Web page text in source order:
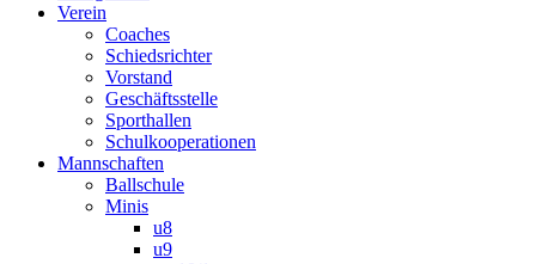
Verein
Coaches
Schiedsrichter
Vorstand
Geschäftsstelle
Sporthallen
Schulkooperationen
Mannschaften
Ballschule
Minis
u8
u9